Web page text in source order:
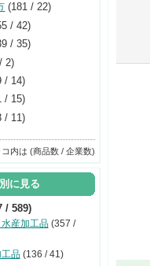
(181 / 22)
/ 42)
/ 35)
2)
/ 14)
/ 15)
/ 11)
内は (商品数 / 企業数)
に見る
/ 589)
産加工品(357 /
品(136 / 41)